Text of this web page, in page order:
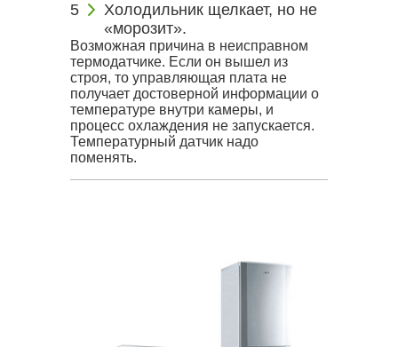
Холодильник щелкает, но не
«морозит».
Возможная причина в неисправном
термодатчике. Если он вышел из
строя, то управляющая плата не
получает достоверной информации о
температуре внутри камеры, и
процесс охлаждения не запускается.
Температурный датчик надо
поменять.